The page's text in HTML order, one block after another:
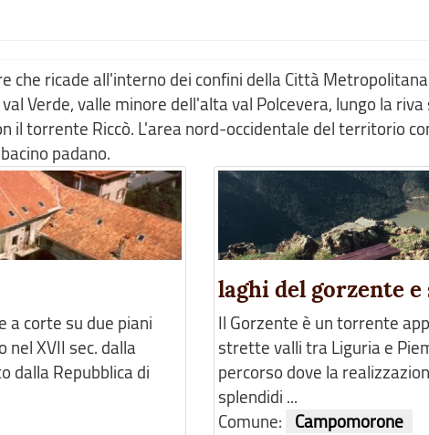
che ricade all'interno dei confini della Città
Verde, valle minore dell'alta val Polcevera, lungo la
il torrente Riccò. L'area nord-occidentale del territorio
padano.
a corte su due piani
XVII sec. dalla
dalla Repubblica di
laghi del gorzente
Il Gorzente è un torrente
strette valli tra Liguria e
percorso dove la
splendidi ...
Comune:
Campomorone